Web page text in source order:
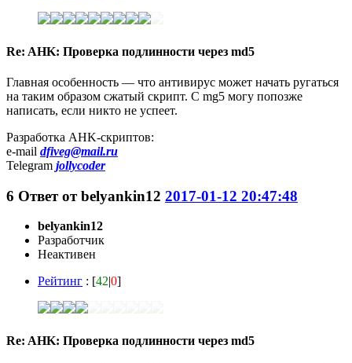
Re: AHK: Проверка подлинности через md5
Главная особенность — что антивирус может начать ругаться
на таким образом сжатый скрипт. С mg5 могу попозже
написать, если никто не успеет.
Разработка AHK-скриптов:
e-mail dfiveg@mail.ru
Telegram jollycoder
6 Ответ отbelyankin12 2017-01-12 20:47:48
belyankin12
Разработчик
Неактивен
Рейтинг : [42|0]
Re: AHK: Проверка подлинности через md5